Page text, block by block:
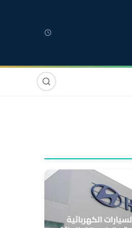
صوت وصورة
الكهربائية